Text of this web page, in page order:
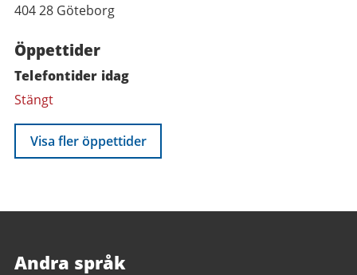
404 28 Göteborg
Öppettider
Telefontider idag
Stängt
Visa fler öppettider
Andra språk